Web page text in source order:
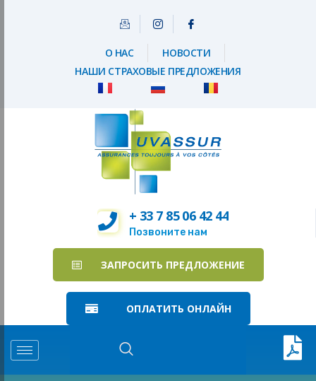
О НАС
НОВОСТИ
НАШИ СТРАХОВЫЕ ПРЕДЛОЖЕНИЯ
+ 33 7 85 06 42 44
Позвоните нам
ЗАПРОСИТЬ ПРЕДЛОЖЕНИЕ
ОПЛАТИТЬ ОНЛАЙН